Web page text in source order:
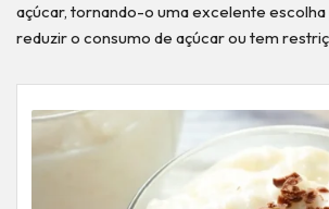
açúcar, tornando-o uma excelente
reduzir o consumo de açúcar ou tem